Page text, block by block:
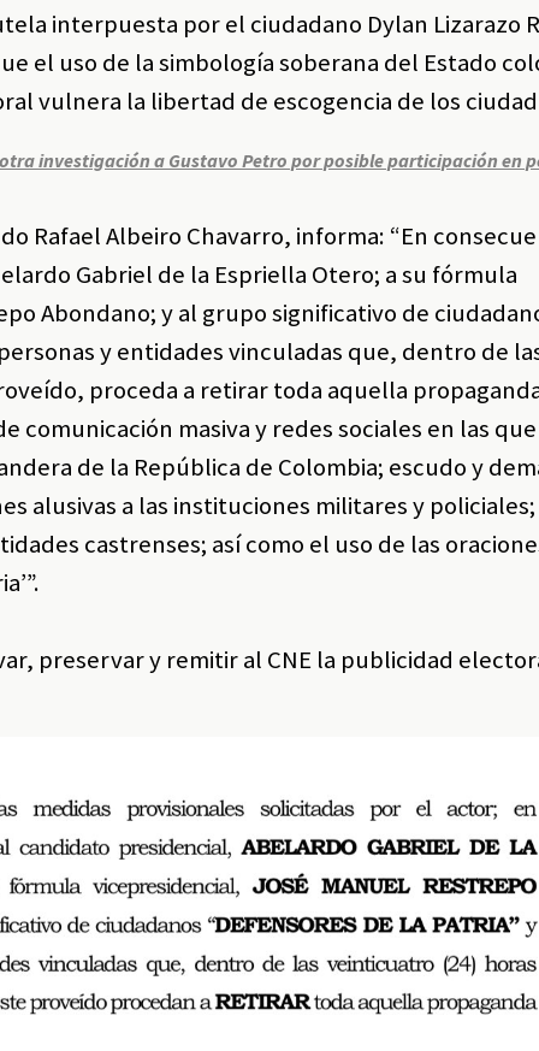
interpuesta por el ciudadano Dylan Lizarazo
el uso de la simbología soberana del Estado
vulnera la libertad de escogencia de los
investigación a Gustavo Petro por posible participación en
Rafael Albeiro Chavarro, informa: “En
Gabriel de la Espriella Otero; a su fórmula
Abondano; y al grupo significativo de
y entidades vinculadas que, dentro de
proceda a retirar toda aquella
comunicación masiva y redes sociales en las
de la República de Colombia; escudo y
alusivas a las instituciones militares y
castrenses; así como el uso de las
preservar y remitir al CNE la publicidad